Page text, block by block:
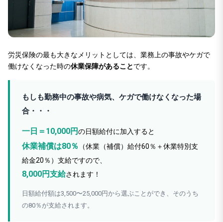
労災保険の最も大きなメリットとしては、業務上の事故やケガで
働けなくなった時の休業保障があることです。
もしも勤務中の事故や病気、ケガで働けなくなった場
合・・・
一日＝10,000円の日額給付に加入すると
休業補償は80％
（休業（補償）給付60％＋休業特別支
給金20％）支給ですので、
8,000円支給されます！
日額給付額は3,500〜25,000円から選ぶことができ、そのうち
の80％が支給されます。